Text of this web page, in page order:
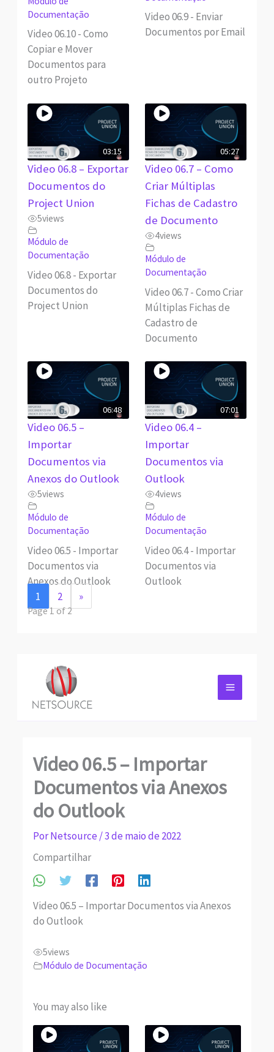
Documentação
Video 06.10 - Como
Copiar e Mover
Documentos para
outro Projeto
Video 06.9 - Enviar
Documentos por Email
03:15
Video 06.8 – Exportar
Documentos do
Project Union
5views
Módulo de
Documentação
Video 06.8 - Exportar
Documentos do
Project Union
05:27
Video 06.7 – Como
Criar Múltiplas
Fichas de Cadastro
de Documento
4views
Módulo de
Documentação
Video 06.7 - Como Criar
Múltiplas Fichas de
Cadastro de
Documento
06:48
Video 06.5 –
Importar
Documentos via
Anexos do Outlook
5views
Módulo de
Documentação
Video 06.5 - Importar
Documentos via
Anexos do Outlook
07:01
Video 06.4 –
Importar
Documentos via
Outlook
4views
Módulo de
Documentação
Video 06.4 - Importar
Documentos via
Outlook
1
2 »
Page 1 of 2
Video 06.5 – Importar
Documentos via Anexos
do Outlook
PorNetsource /3 de maio de 2022
Compartilhar
Video 06.5 – Importar Documentos via Anexos
do Outlook
5views
Módulo de Documentação
You may also like